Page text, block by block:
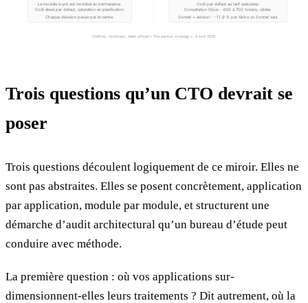
Le modèle lourd est mobilisé en permanence.
Coût élevé par défaut, saturation en planification.
Chaque décision passe par le centre.
Coût par défaut au tarif exécuteur.
Consultation Opus : 400 à 700 tokens, ciblée.
Sonnet + advisor : -11,9 % par tâche vs Sonnet seul.
Chiffres : Anthropic, billet officiel « The advisor strategy », 9 avril 2026.
Trois questions qu’un CTO devrait se
poser
Trois questions découlent logiquement de ce miroir. Elles ne
sont pas abstraites. Elles se posent concrètement, application
par application, module par module, et structurent une
démarche d’audit architectural qu’un bureau d’étude peut
conduire avec méthode.
La première question : où vos applications sur-
dimensionnent-elles leurs traitements ? Dit autrement, où la